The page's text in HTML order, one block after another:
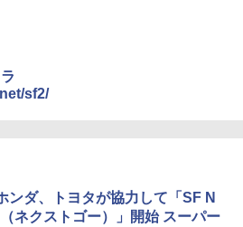
sf2/
ンダ、トヨタが協力して「SF N
ネクストゴー）」開始 スーパー